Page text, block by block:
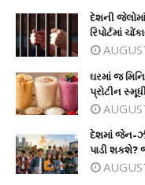
દેશની
રિપોર્ટમાં
ઘરમાં જ
પ્રોટીન
દેશમાં જેન-
પાડી શકશે?